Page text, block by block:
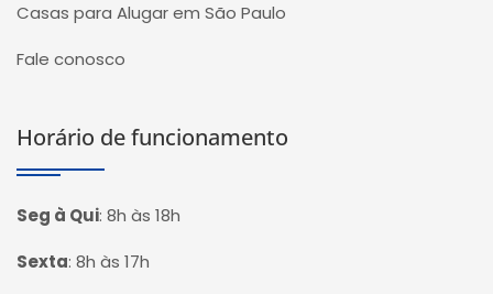
Casas para Alugar em São Paulo
Fale conosco
Horário de funcionamento
Seg à Qui: 8h às 18h
Sexta: 8h às 17h